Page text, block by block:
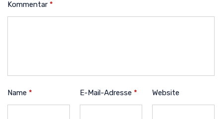
Kommentar *
Name * E-Mail-Adresse * Website